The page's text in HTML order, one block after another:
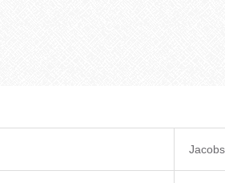
Jacobs